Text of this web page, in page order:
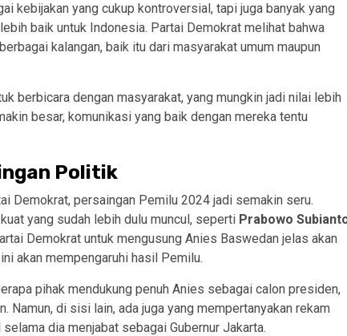
kebijakan yang cukup kontroversial, tapi juga banyak yang
baik untuk Indonesia. Partai Demokrat melihat bahwa
kalangan, baik itu dari masyarakat umum maupun
berbicara dengan masyarakat, yang mungkin jadi nilai lebih
besar, komunikasi yang baik dengan mereka tentu
Politik
Demokrat, persaingan Pemilu 2024 jadi semakin seru.
yang sudah lebih dulu muncul, seperti Prabowo
Demokrat untuk mengusung Anies Baswedan jelas akan
akan mempengaruhi hasil Pemilu.
pihak mendukung penuh Anies sebagai calon presiden,
Namun, di sisi lain, ada juga yang mempertanyakan rekam
dia menjabat sebagai Gubernur Jakarta.